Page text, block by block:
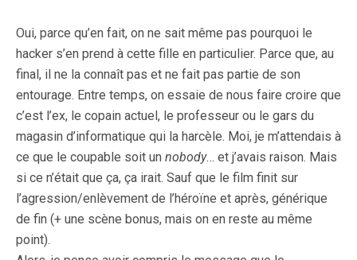
Oui, parce qu’en fait, on ne sait même pas pourquoi le
hacker s’en prend à cette fille en particulier. Parce que, au
final, il ne la connaît pas et ne fait pas partie de son
entourage. Entre temps, on essaie de nous faire croire que
c’est l’ex, le copain actuel, le professeur ou le gars du
magasin d’informatique qui la harcèle. Moi, je m’attendais à
ce que le coupable soit un nobody… et j’avais raison. Mais
si ce n’était que ça, ça irait. Sauf que le film finit sur
l’agression/enlèvement de l’héroïne et après, générique
de fin (+ une scène bonus, mais on en reste au même
point).